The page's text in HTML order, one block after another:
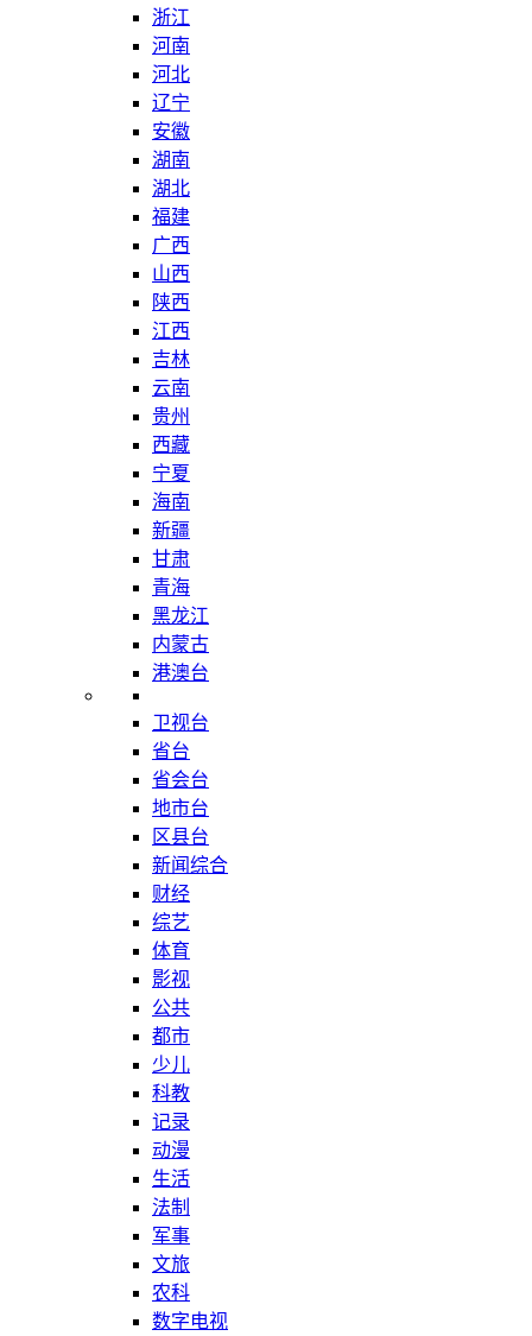
浙江
河南
河北
辽宁
安徽
湖南
湖北
福建
广西
山西
陕西
江西
吉林
云南
贵州
西藏
宁夏
海南
新疆
甘肃
青海
黑龙江
内蒙古
港澳台
卫视台
省台
省会台
地市台
区县台
新闻综合
财经
综艺
体育
影视
公共
都市
少儿
科教
记录
动漫
生活
法制
军事
文旅
农科
数字电视